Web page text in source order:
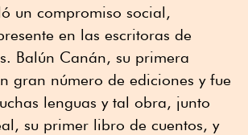
un compromiso social,
en las escritoras de
Balún Canán, su primera
gran número de ediciones y fue
lenguas y tal obra, junto
su primer libro de cuentos, y